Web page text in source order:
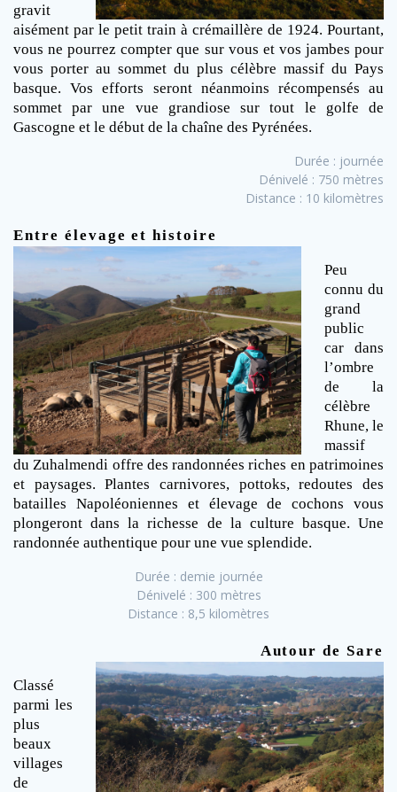
gravit
aisément par le petit train à crémaillère de 1924. Pourtant,
vous ne pourrez compter que sur vous et vos jambes pour
vous porter au sommet du plus célèbre massif du Pays
basque. Vos efforts seront néanmoins récompensés au
sommet par une vue grandiose sur tout le golfe de
Gascogne et le début de la chaîne des Pyrénées.
Durée : journée
Dénivelé : 750 mètres
Distance : 10 kilomètres
Entre élevage et histoire
Peu
connu du
grand
public
car dans
l’ombre
de la
célèbre
Rhune, le
massif
du Zuhalmendi offre des randonnées riches en patrimoines
et paysages. Plantes carnivores, pottoks, redoutes des
batailles Napoléoniennes et élevage de cochons vous
plongeront dans la richesse de la culture basque. Une
randonnée authentique pour une vue splendide.
Durée : demie journée
Dénivelé : 300 mètres
Distance : 8,5 kilomètres
Autour de Sare
Classé
parmi les
plus
beaux
villages
de